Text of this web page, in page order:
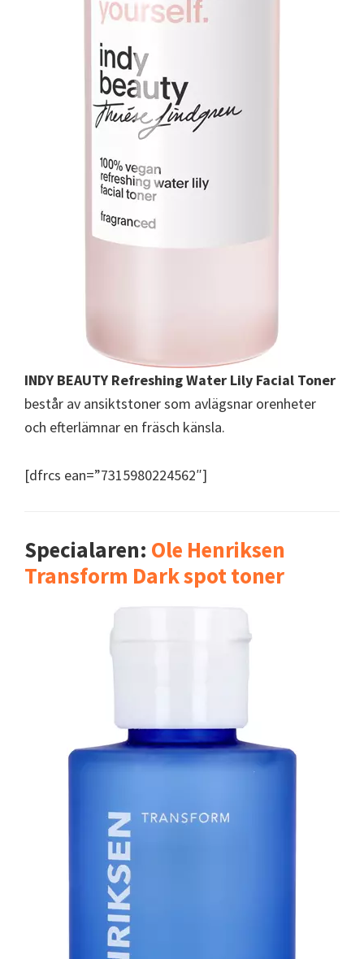
INDY BEAUTY Refreshing Water Lily Facial Toner
består av ansiktstoner som avlägsnar orenheter
och efterlämnar en fräsch känsla.
[dfrcs ean=”7315980224562″]
Specialaren: Ole Henriksen
Transform Dark spot toner